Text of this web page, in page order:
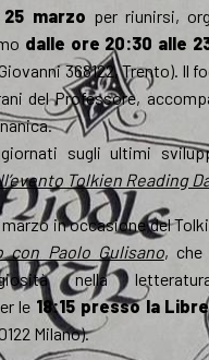
25 marzo per riunirsi,
dalle ore 20:30 alle
368122, Trento). Il
del Professore,
sugli ultimi
Tolkien Reading
in occasione del
con Paolo Gulisano, che
nella
le 18:15 presso la
Milano).